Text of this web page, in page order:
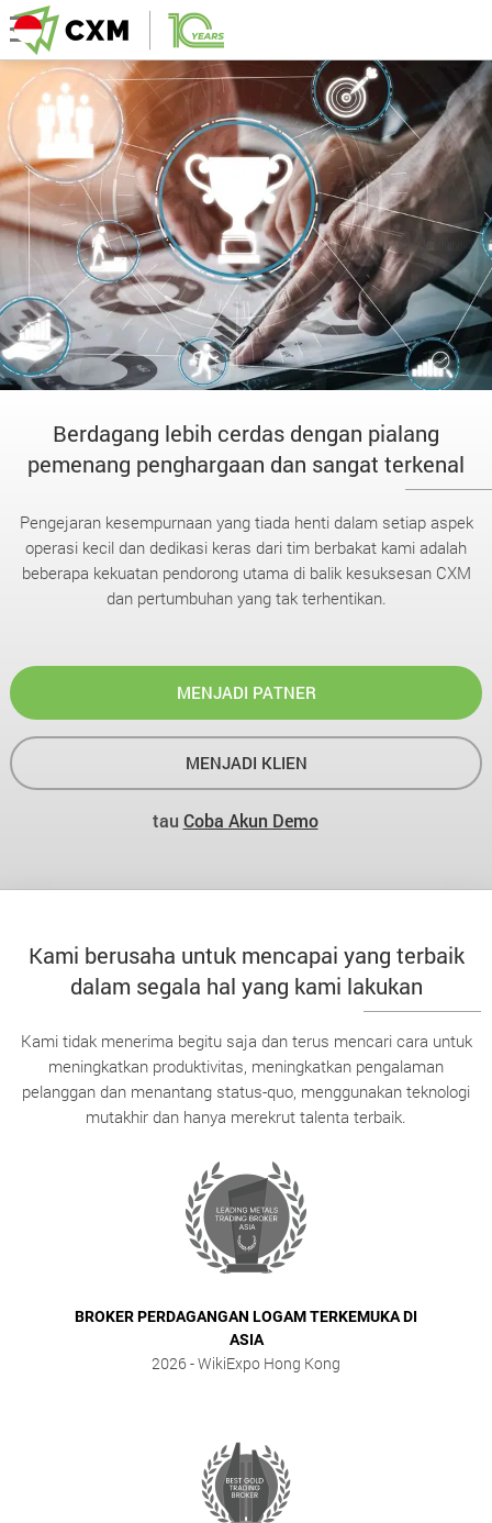
Berdagang lebih cerdas dengan pialang
pemenang penghargaan dan sangat terkenal
Pengejaran kesempurnaan yang tiada henti dalam setiap aspek
operasi kecil dan dedikasi keras dari tim berbakat kami adalah
beberapa kekuatan pendorong utama di balik kesuksesan CXM
dan pertumbuhan yang tak terhentikan.
MENJADI PATNER
MENJADI KLIEN
tau Coba Akun Demo
Kami berusaha untuk mencapai yang terbaik
dalam segala hal yang kami lakukan
Kami tidak menerima begitu saja dan terus mencari cara untuk
meningkatkan produktivitas, meningkatkan pengalaman
pelanggan dan menantang status-quo, menggunakan teknologi
mutakhir dan hanya merekrut talenta terbaik.
BROKER PERDAGANGAN LOGAM TERKEMUKA DI
ASIA
2026- WikiExpo Hong Kong